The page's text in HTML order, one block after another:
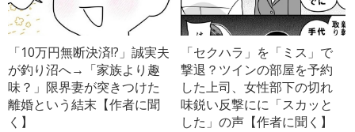
「10万円無断決済!?」誠実夫
が釣り沼へ→「家族より趣
味？」限界妻が突きつけた
離婚という結末【作者に聞
く】
「セクハラ」を「ミス」で
撃退？ツインの部屋を予約
した上司、女性部下の切れ
味鋭い反撃にに「スカッと
した」の声【作者に聞く】